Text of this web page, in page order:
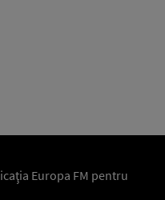
Europa FM pentru